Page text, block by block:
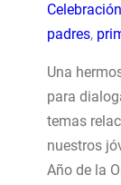
Celebración
padres,
Una
para
temas
nuestros
Año de la